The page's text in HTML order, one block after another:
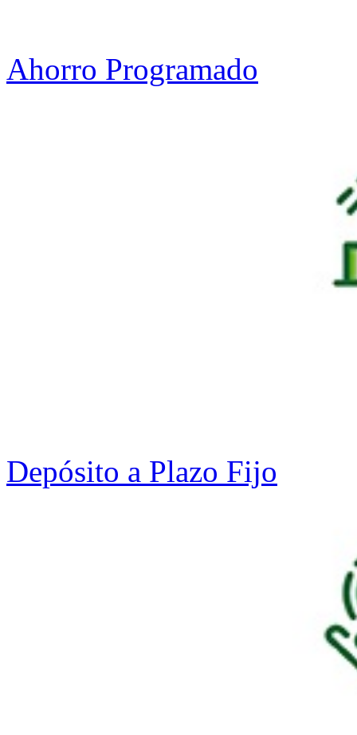
Ahorro Programado
Depósito a Plazo Fijo